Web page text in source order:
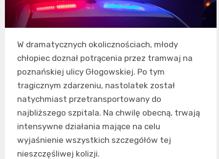
W dramatycznych okolicznościach, młody
chłopiec doznał potrącenia przez tramwaj na
poznańskiej ulicy Głogowskiej. Po tym
tragicznym zdarzeniu, nastolatek został
natychmiast przetransportowany do
najbliższego szpitala. Na chwilę obecną, trwają
intensywne działania mające na celu
wyjaśnienie wszystkich szczegółów tej
nieszczęśliwej kolizji.